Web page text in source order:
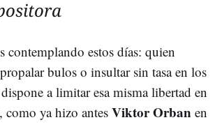
contemplando estos días: quien
bulos o insultar sin tasa en los
a limitar esa misma libertad en
como ya hizo antes Viktor Orban en